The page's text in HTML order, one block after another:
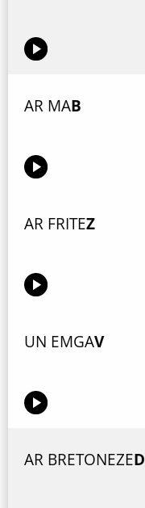
AR MAB
AR FRITEZ
UN EMGAV
AR BRETONEZED